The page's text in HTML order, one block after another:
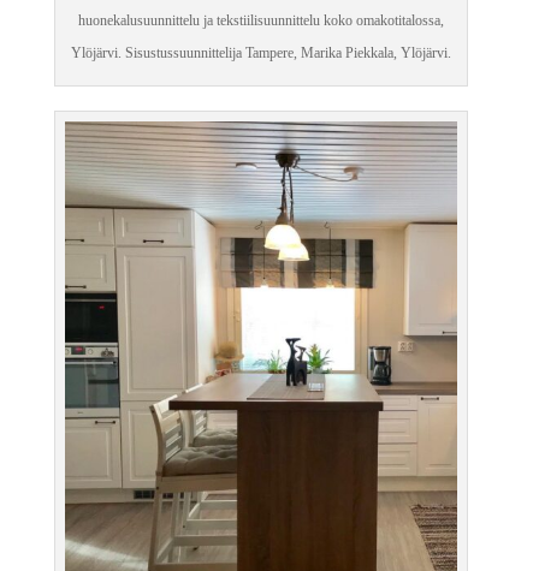
huonekalusuunnittelu ja tekstiilisuunnittelu koko omakotitalossa,
Ylöjärvi. Sisustussuunnittelija Tampere, Marika Piekkala, Ylöjärvi.